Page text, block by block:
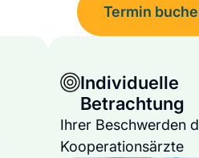
Termin
Individuelle
Betrachtung
Ihrer Beschwerden
Kooperationsärzte